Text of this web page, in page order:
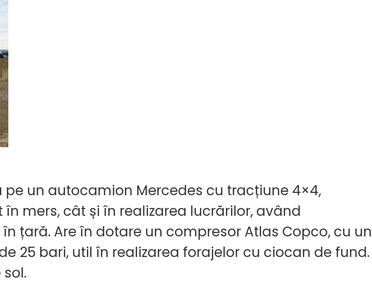
un autocamion Mercedes cu tracțiune 4×4,
mers, cât și în realizarea lucrărilor, având
țară. Are în dotare un compresor Atlas Copco, cu un
25 bari, util în realizarea forajelor cu ciocan de fund.